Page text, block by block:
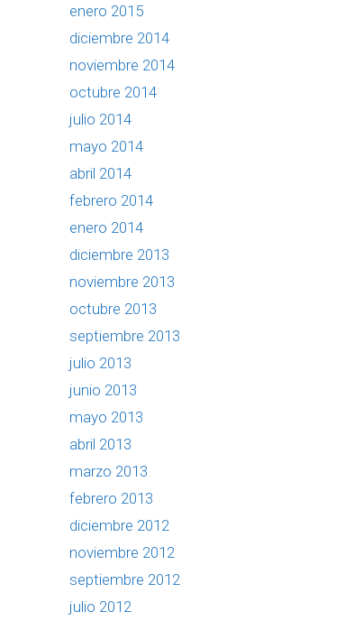
enero 2015
diciembre 2014
noviembre 2014
octubre 2014
julio 2014
mayo 2014
abril 2014
febrero 2014
enero 2014
diciembre 2013
noviembre 2013
octubre 2013
septiembre 2013
julio 2013
junio 2013
mayo 2013
abril 2013
marzo 2013
febrero 2013
diciembre 2012
noviembre 2012
septiembre 2012
julio 2012